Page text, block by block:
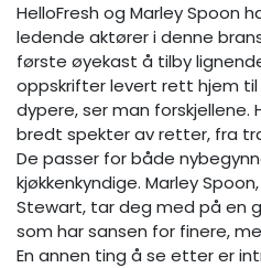
HelloFresh og Marley Spoon
ledende aktører i denne
første øyekast å tilby
oppskrifter levert rett hjem
dypere, ser man forskjellene.
bredt spekter av retter, fra
De passer for både
kjøkkenkyndige. Marley
Stewart, tar deg med på en
som har sansen for finere,
En annen ting å se etter er